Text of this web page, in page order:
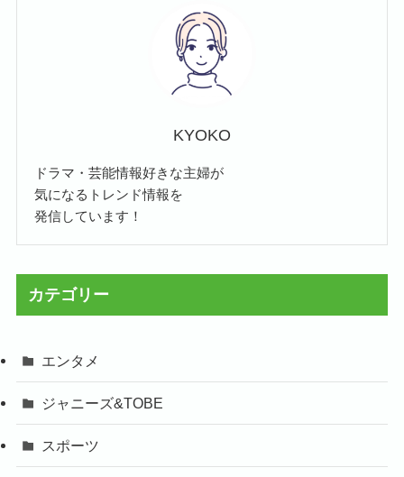
KYOKO
ドラマ・芸能情報好きな主婦が
気になるトレンド情報を
発信しています！
カテゴリー
エンタメ
ジャニーズ&TOBE
スポーツ